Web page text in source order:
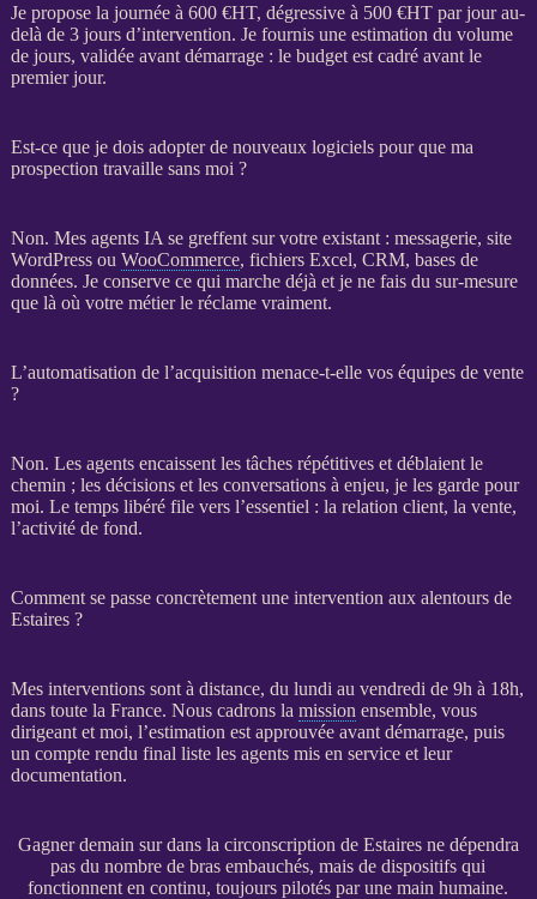
Je propose la journée à 600 €HT, dégressive à 500 €HTpar jour au-
delà de 3 jours d’intervention. Je fournis une estimation du volume
de jours, validée avant démarrage : le budget est cadré avant le
premier jour.
Est-ce que je dois adopter de nouveaux logiciels pour que ma
prospection travaille sans moi ?
Non. Mes agents IA se greffent sur votre existant : messagerie, site
WordPressou WooCommerce, fichiers Excel, CRM, bases de
données. Je conserve ce qui marche déjà et je ne fais du sur-mesure
que là où votre métier le réclame vraiment.
L’automatisation de l’acquisition menace-t-elle vos équipes de vente
?
Non. Les agentsencaissent les tâches répétitives et déblaient le
chemin ; les décisions et les conversations à enjeu, je les garde pour
moi. Le temps libéré file vers l’essentiel : la relation client, la vente,
l’activité de fond.
Comment se passe concrètement une intervention aux alentours de
Estaires ?
Mes interventions sont à distance, du lundi au vendredi de 9h à 18h,
dans toute la France. Nous cadrons la mission ensemble, vous
dirigeant et moi, l’estimation est approuvée avant démarrage, puis
un compte rendu final liste les agentsmis en service et leur
documentation.
Gagner demain sur dans la circonscription de Estaires ne dépendra
pas du nombre de bras embauchés, mais de dispositifs qui
fonctionnent en continu, toujours pilotés par une main humaine.